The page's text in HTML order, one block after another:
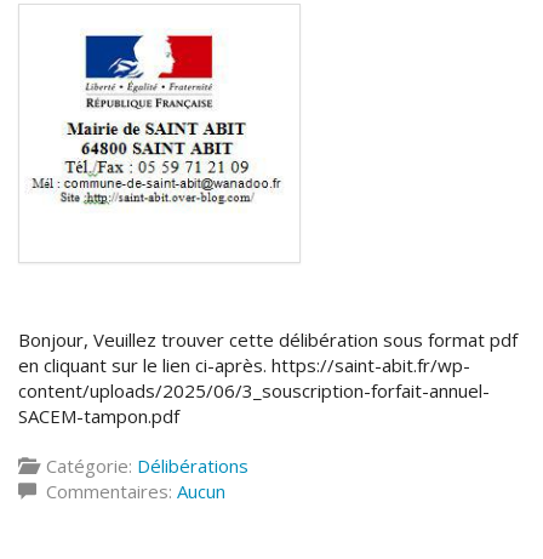
Bonjour, Veuillez trouver cette délibération sous format pdf
en cliquant sur le lien ci-après. https://saint-abit.fr/wp-
content/uploads/2025/06/3_souscription-forfait-annuel-
SACEM-tampon.pdf
Catégorie: Délibérations
Commentaires: Aucun